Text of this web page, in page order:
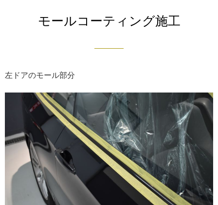
モールコーティング施工
左ドアのモール部分